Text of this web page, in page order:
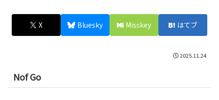
X Bluesky Misskey はてブ
2025.11.24
Nof Go